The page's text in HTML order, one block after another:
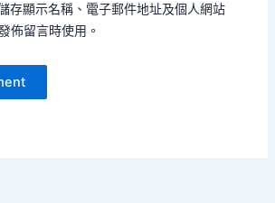
存顯示名稱、電子郵件地址及個人網站
佈留言時使用。